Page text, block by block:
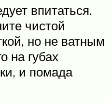
впитаться.
чистой
но не ватным
на губах
и помада